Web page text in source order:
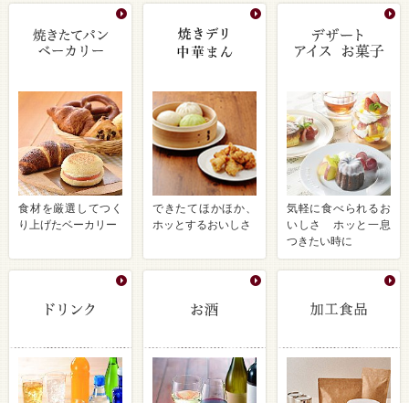
食材を厳選してつく
り上げたベーカリー
できたてほかほか、
ホッとするおいしさ
気軽に食べられるお
いしさ ホッと一息
つきたい時に